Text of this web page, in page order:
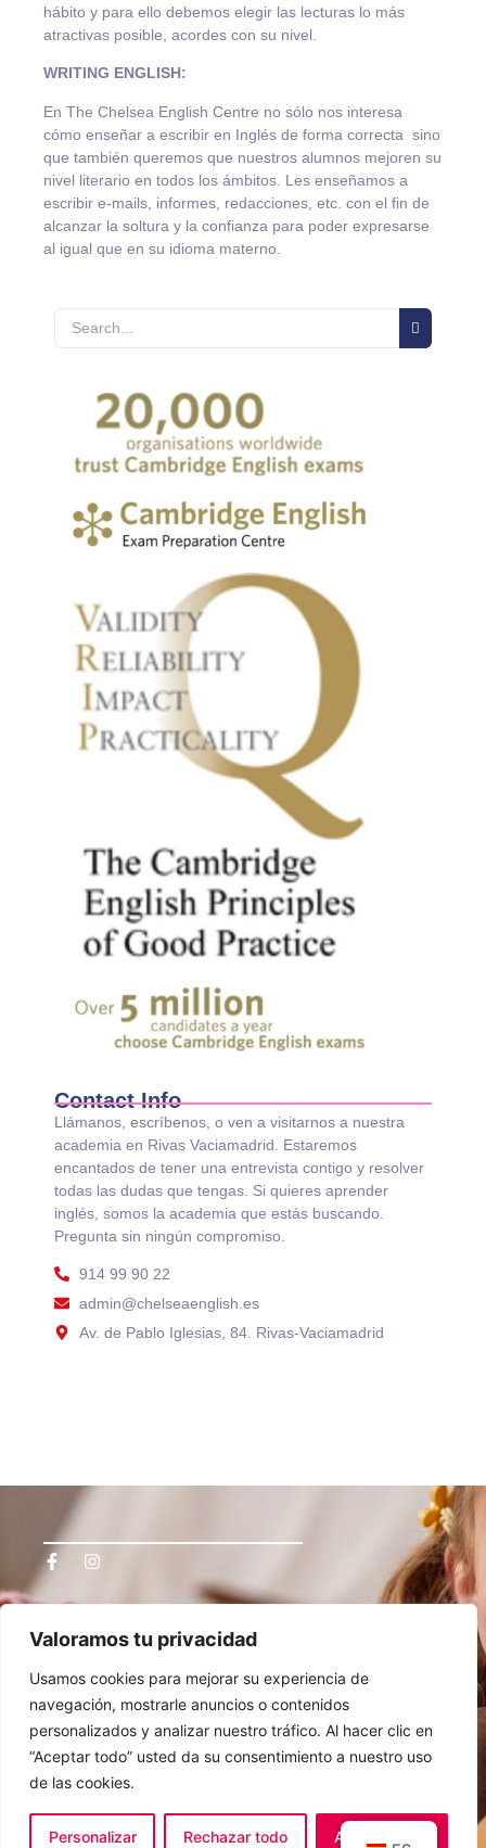
Valoramos tu privacidad
Usamos cookies para mejorar su experiencia de
navegación, mostrarle anuncios o contenidos
personalizados y analizar nuestro tráfico. Al hacer clic en
“Aceptar todo” usted da su consentimiento a nuestro uso
de las cookies.
Personalizar Rechazar todo Aceptar todo
hábito y para ello debemos elegir las lecturas lo más
atractivas posible, acordes con su nivel.
WRITING ENGLISH:
En The Chelsea English Centre no sólo nos interesa
cómo enseñar a escribir en Inglés de forma correcta sino
que también queremos que nuestros alumnos mejoren su
nivel literario en todos los ámbitos. Les enseñamos a
escribir e-mails, informes, redacciones, etc. con el fin de
alcanzar la soltura y la confianza para poder expresarse
al igual que en su idioma materno.
Contact Info
Llámanos, escríbenos, o ven a visitarnos a nuestra
academia en Rivas Vaciamadrid. Estaremos
encantados de tener una entrevista contigo y resolver
todas las dudas que tengas. Si quieres aprender
inglés, somos la academia que estás buscando.
Pregunta sin ningún compromiso.
914 99 90 22
admin@chelseaenglish.es
Av. de Pablo Iglesias, 84. Rivas-Vaciamadrid
Inicio
Cambridge
Cursos
Contacta
Política de privacidad
Política de Cookies
Contacto
© The Chelsea English Centre. – All rights reserved